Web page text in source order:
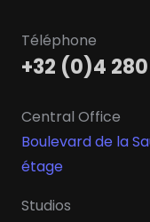
Téléphone
+32 (0)4
Central Office
Boulevard de la
étage
Studios